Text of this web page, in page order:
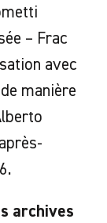
– Frac
avec
manière
archives